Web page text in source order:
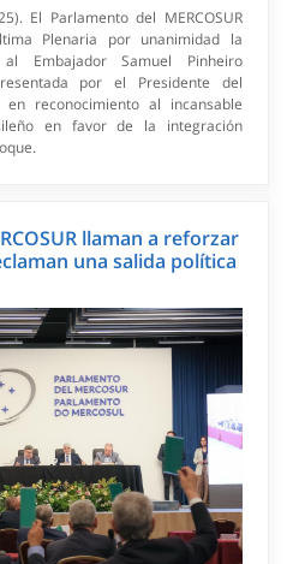
El Parlamento del MERCOSUR
Plenaria por unanimidad la
Embajador Samuel Pinheiro
por el Presidente del
reconocimiento al incansable
en favor de la integración
llaman a reforzar
una salida política